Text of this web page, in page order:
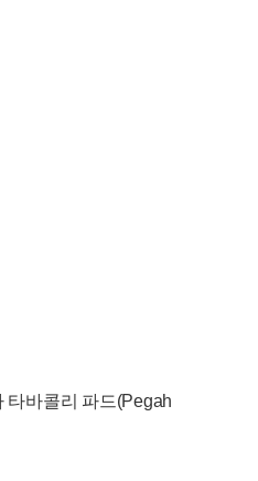
타바콜리 파드(Pegah